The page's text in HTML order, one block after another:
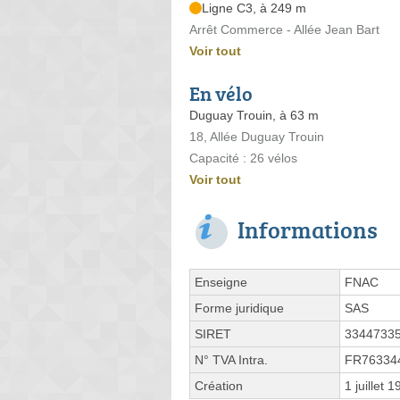
Ligne C3, à 249 m
Arrêt Commerce - Allée Jean Bart
Voir tout
En vélo
Duguay Trouin, à 63 m
18, Allée Duguay Trouin
Capacité : 26 vélos
Voir tout
Informations
Enseigne
FNAC
Forme juridique
SAS
SIRET
N° TVA Intra.
Création
1 juillet